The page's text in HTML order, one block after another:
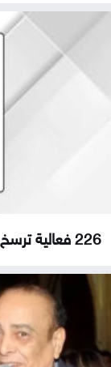
226 فعالية ترسخ مكانة مهرجان جرش منصة...